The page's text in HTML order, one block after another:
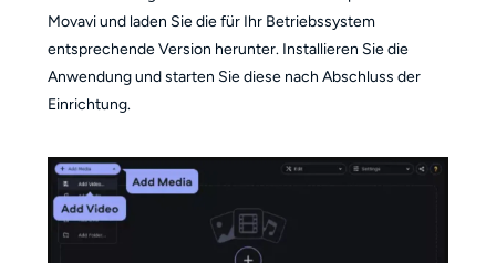
Movavi und laden Sie die für Ihr Betriebssystem
entsprechende Version herunter. Installieren Sie die
Anwendung und starten Sie diese nach Abschluss der
Einrichtung.